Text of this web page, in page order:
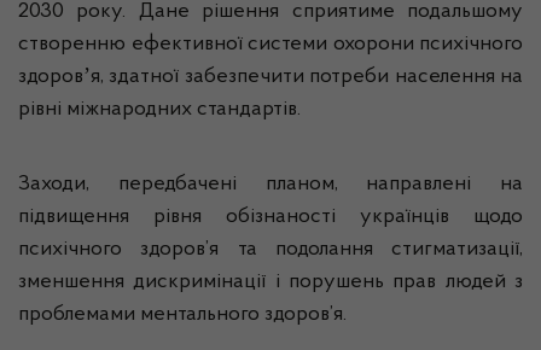
2030 року. Дане рішення сприятиме подальшому
створенню ефективної системи охорони психічного
здоровʼя, здатної забезпечити потреби населення на
рівні міжнародних стандартів.
Заходи, передбачені планом, направлені на
підвищення рівня обізнаності українців щодо
психічного здоров’я та подолання стигматизації,
зменшення дискримінації і порушень прав людей з
проблемами ментального здоров’я.